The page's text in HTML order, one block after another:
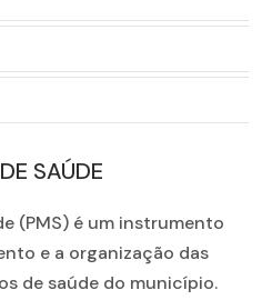
SAÚDE
(PMS) é um instrumento
e a organização das
de saúde do município.